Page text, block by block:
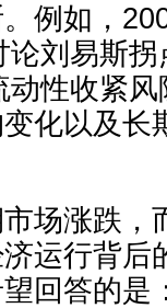
例如，
刘易斯
性收紧
化以及长
场涨跌，
运行背后
回答的是